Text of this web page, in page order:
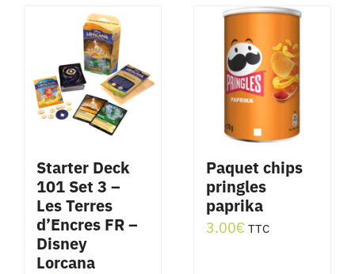
Starter Deck
101 Set 3 –
Les Terres
d’Encres FR –
Disney
Lorcana
Paquet chips
pringles
paprika
3.00€ TTC